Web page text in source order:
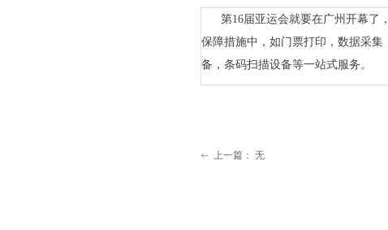
第16届亚运会就要在广州开幕了
保障措施中，如门票打印，数据采
备，条码扫描设备等一站式服务。
ꂃ 上一篇： 无